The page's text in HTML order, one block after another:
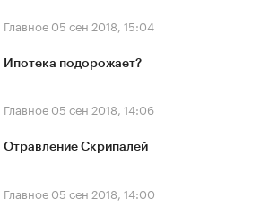
Главное 05 сен 2018, 15:04
Ипотека подорожает?
Главное 05 сен 2018, 14:06
Отравление Скрипалей
Главное 05 сен 2018, 14:00